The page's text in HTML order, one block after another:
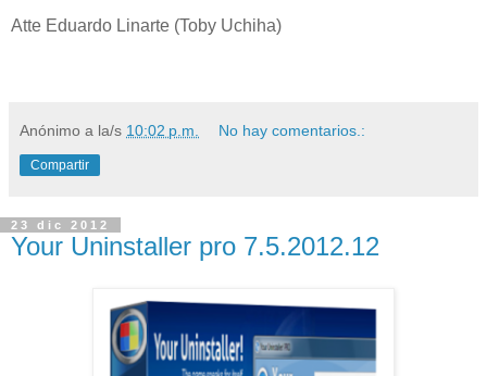
Atte Eduardo Linarte (Toby Uchiha)
Anónimo a la/s 10:02 p.m. No hay comentarios.:
Compartir
23 dic 2012
Your Uninstaller pro 7.5.2012.12